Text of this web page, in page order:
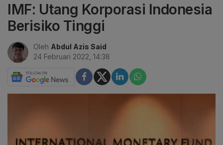
IMF: Utang Korporasi Indonesia
Berisiko Tinggi
Oleh Abdul Azis Said
24 Februari 2022, 14:38